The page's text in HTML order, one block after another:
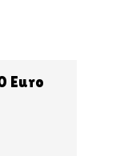
Euro